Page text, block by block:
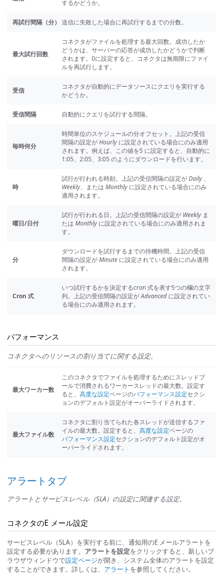
するかどうか。
再試行間隔（分） 送信に失敗した場合に再試行するまでの分数。
最大試行回数
コネクタがファイルを処理する最大回数。成功したか
どうかは、サーバーの応答が成功したかどうかで判断
されます。0に設定すると、コネクタは無期限にファイ
ルを再試行します。
受信
コネクタが自動的にデータソースにクエリを実行する
かどうか。
受信間隔 自動的にクエリを試行する間隔。
毎時何分
時間単位のスケジュールの分オフセット。上記の受信
間隔の設定がHourly に設定されている場合にのみ適用
されます。例えば、この値を5 に設定すると、自動的に
1:05、2:05、3:05 のようにダウンロードを行います。
時
試行が行われる時刻。上記の受信間隔の設定がDaily 、
Weekly、または Monthly に設定されている場合にのみ
適用されます。
曜日/日付
試行が行われる日。上記の受信間隔の設定が Weekly ま
たは Monthly に設定されている場合にのみ適用されま
す。
分
ダウンロードを試行するまでの待機時間。上記の受信
間隔の設定がMinute に設定されている場合にのみ適用
されます。
Cron 式
いつ試行するかを決定するcron 式を表す5つの欄の文字
列。上記の受信間隔の設定がAdvanced に設定されてい
る場合にのみ適用されます。
パフォーマンス
コネクタへのリソースの割り当てに関する設定。
最大ワーカー数
このコネクタでファイルを処理するためにスレッドプ
ールで消費されるワーカースレッドの最大数。設定す
ると、 高度な設定ページのパフォーマンス設定セクシ
ョンのデフォルト設定がオーバーライドされます。
最大ファイル数
コネクタに割り当てられた各スレッドが送信するファ
イルの最大数。設定すると、 高度な設定ページの
パフォーマンス設定セクションのデフォルト設定がオ
ーバーライドされます。
アラートタブ
アラートとサービスレベル（SLA）の設定に関連する設定。
コネクタのE メール設定
サービスレベル（SLA）を実行する前に、通知用のE メールアラートを
設定する必要があります。 アラートを設定をクリックすると、新しいブ
ラウザウィンドウで設定ページが開き、システム全体のアラートを設定
することができます。詳しくは、 アラート を参照してください。